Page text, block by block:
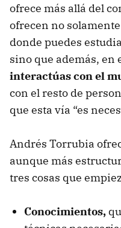
ofrece más allá del
ofrecen no
donde puedes
sino que además, en
interactúas con el
con el resto de
que esta vía “es
Andrés Torrubia
aunque más
tres cosas que
Conocimientos,